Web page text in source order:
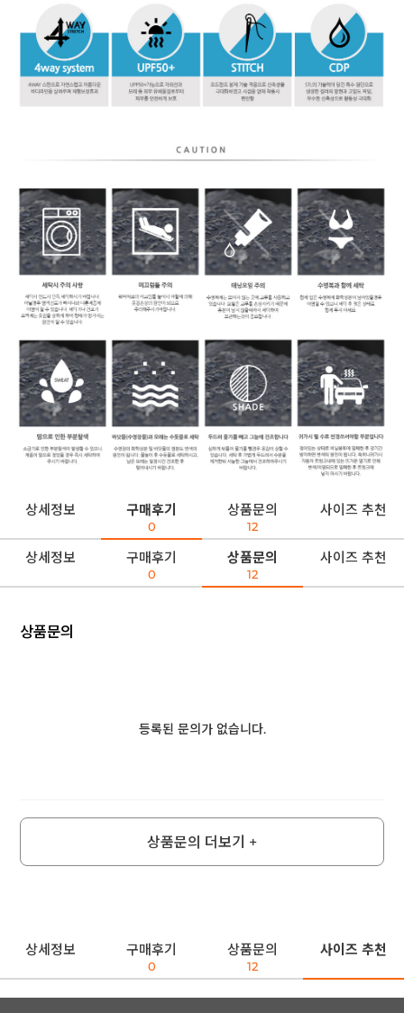
상세정보 구매후기
0
상품문의
12
사이즈 추천
상세정보 구매후기
0
상품문의
12
사이즈 추천
상품문의
등록된 문의가 없습니다.
상품문의 더보기 +
상세정보 구매후기
0
상품문의
12
사이즈 추천